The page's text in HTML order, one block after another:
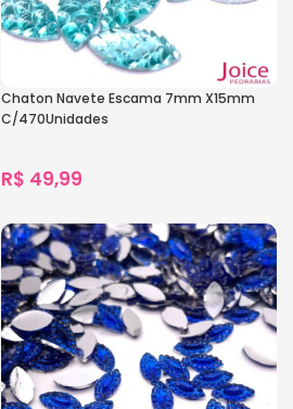
Chaton Navete Escama 7mm X15mm
C/470Unidades
R$ 49,99
Ver Opções